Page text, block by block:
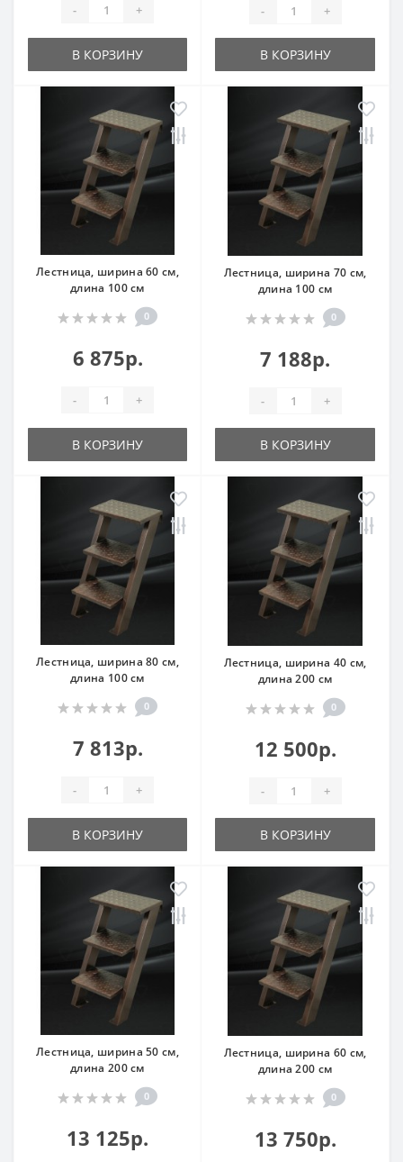
- +
В КОРЗИНУ
- +
В КОРЗИНУ
Лестница, ширина 60 см,
длина 100 см
0
6 875р.
- +
В КОРЗИНУ
Лестница, ширина 70 см,
длина 100 см
0
7 188р.
- +
В КОРЗИНУ
Лестница, ширина 80 см,
длина 100 см
0
7 813р.
- +
В КОРЗИНУ
Лестница, ширина 40 см,
длина 200 см
0
12 500р.
- +
В КОРЗИНУ
Лестница, ширина 50 см,
длина 200 см
0
13 125р.
Лестница, ширина 60 см,
длина 200 см
0
13 750р.